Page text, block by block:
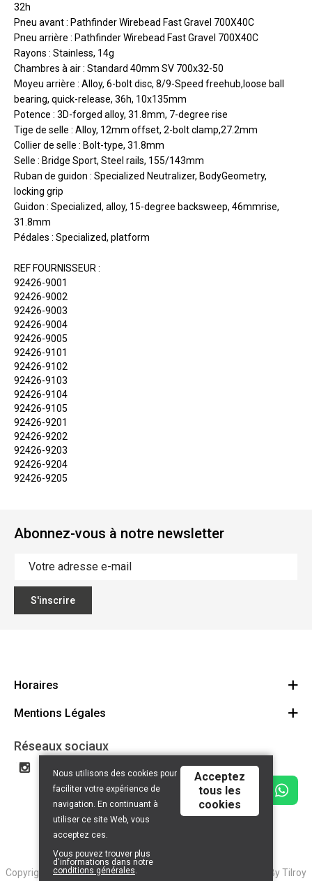
32h
Pneu avant : Pathfinder Wirebead Fast Gravel 700X40C
Pneu arrière : Pathfinder Wirebead Fast Gravel 700X40C
Rayons : Stainless, 14g
Chambres à air : Standard 40mm SV 700x32-50
Moyeu arrière : Alloy, 6-bolt disc, 8/9-Speed freehub,loose ball
bearing, quick-release, 36h, 10x135mm
Potence : 3D-forged alloy, 31.8mm, 7-degree rise
Tige de selle : Alloy, 12mm offset, 2-bolt clamp,27.2mm
Collier de selle : Bolt-type, 31.8mm
Selle : Bridge Sport, Steel rails, 155/143mm
Ruban de guidon : Specialized Neutralizer, BodyGeometry,
locking grip
Guidon : Specialized, alloy, 15-degree backsweep, 46mmrise,
31.8mm
Pédales : Specialized, platform
REF FOURNISSEUR :
92426-9001
92426-9002
92426-9003
92426-9004
92426-9005
92426-9101
92426-9102
92426-9103
92426-9104
92426-9105
92426-9201
92426-9202
92426-9203
92426-9204
92426-9205
Abonnez-vous à notre newsletter
S'inscrire
Horaires
Bike4All Arlon
Bike4All Tintigny
Mentions Légales
Politique de confidentalité
Conditions générales
Privacy policy
Disclaimer
Réseaux sociaux
Copyright © 2026 2BeCom. All Rights Reserved | Powered ByTilroy
Nous utilisons des cookies pour
faciliter votre expérience de
navigation. En continuant à
utiliser ce site Web, vous
acceptez ces.
Vous pouvez trouver plus
d'informations dans notre
conditions générales.
Acceptez
tous les
cookies